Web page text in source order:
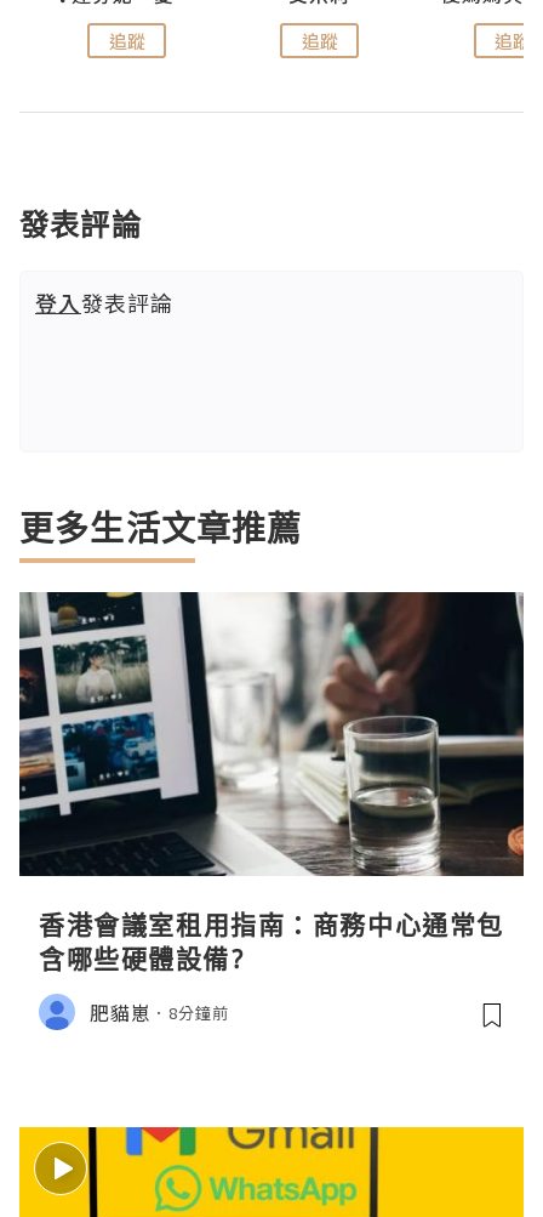
追蹤 追蹤 追蹤
發表評論
登入發表評論
更多生活文章推薦
香港會議室租用指南：商務中心通常包
含哪些硬體設備?
肥貓崽 8分鐘前